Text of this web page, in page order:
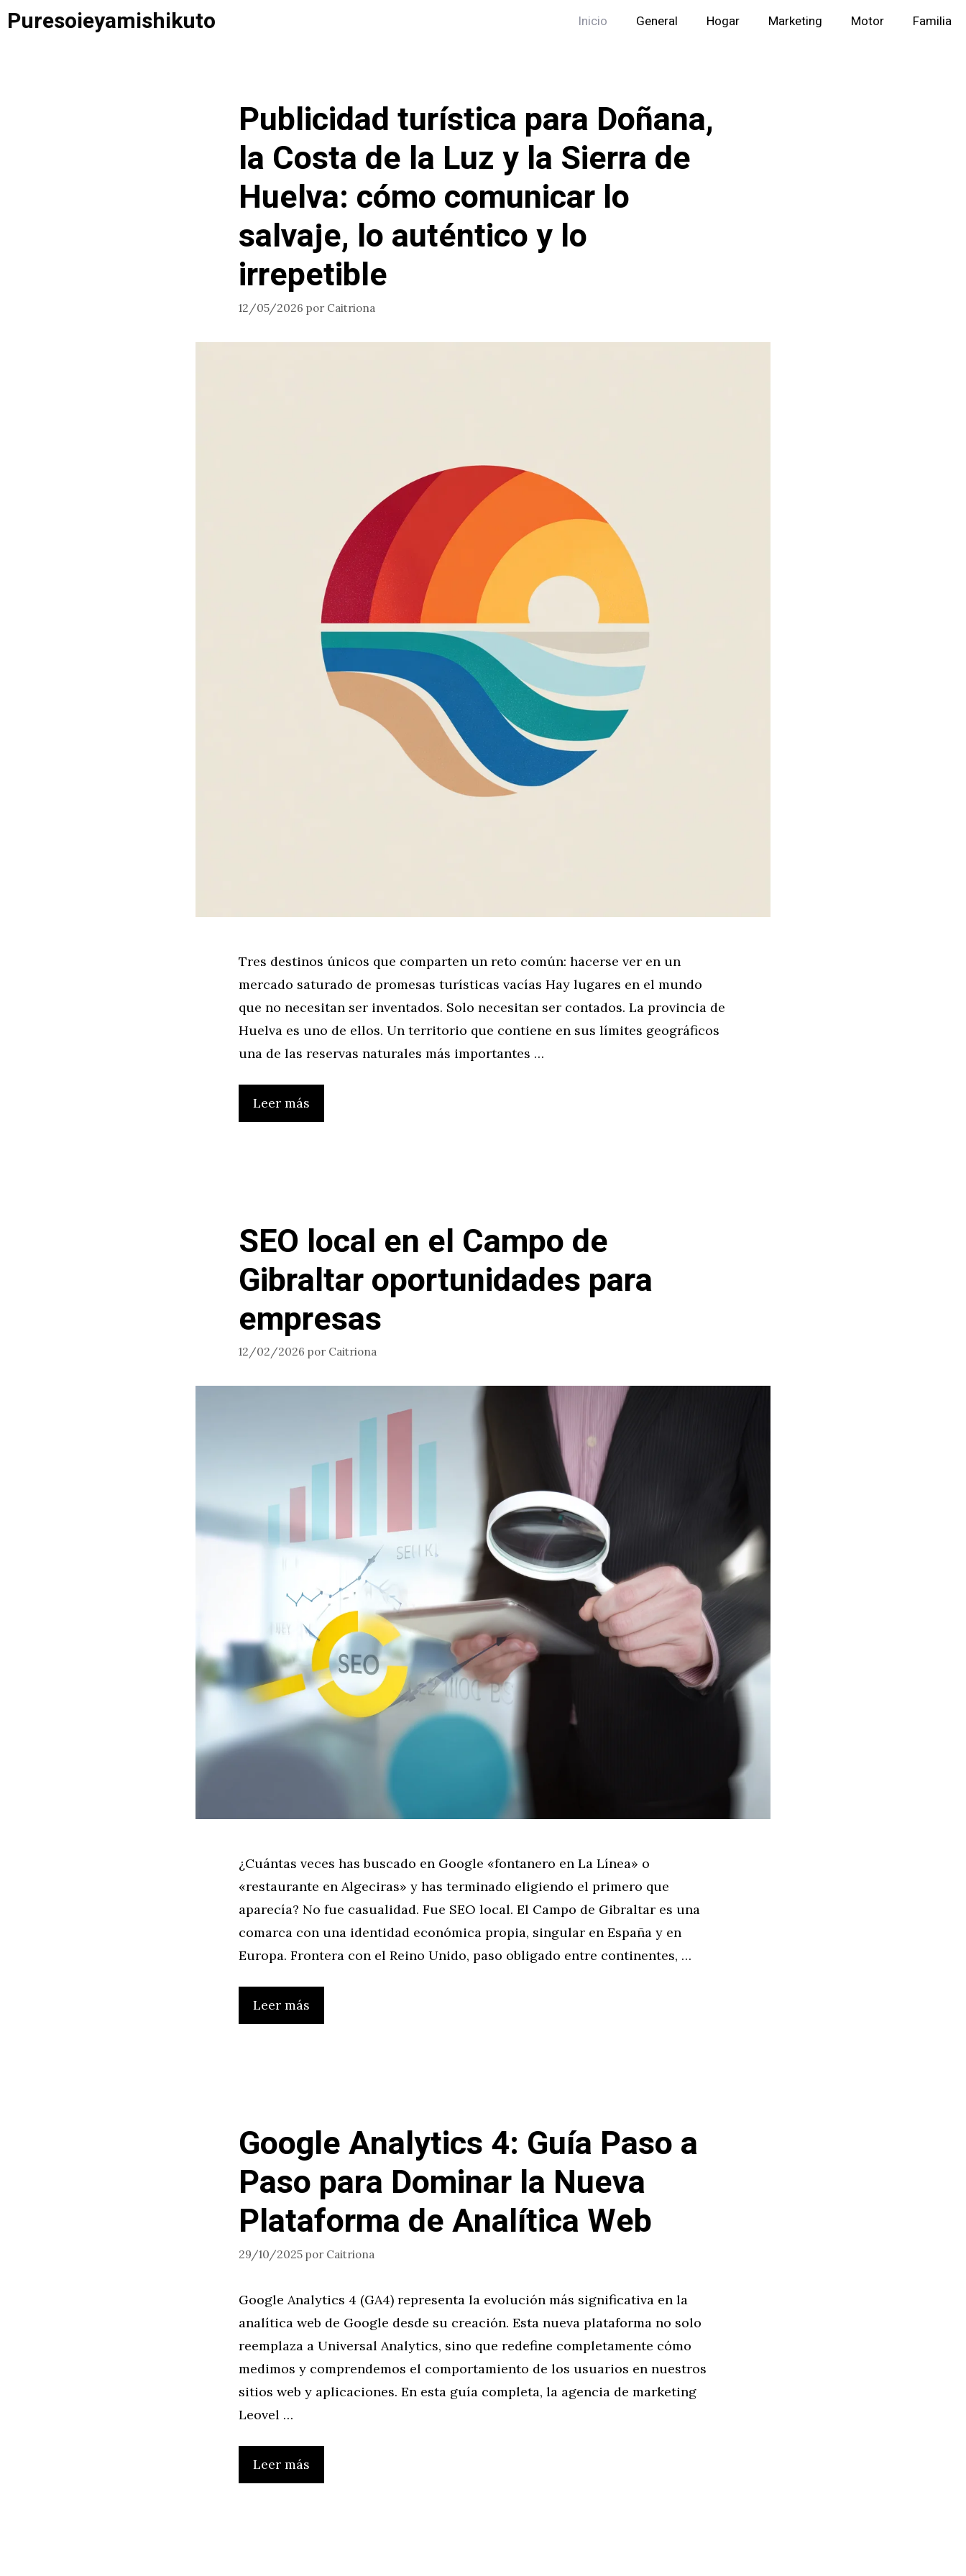
Saltar
alPuresoieyamishikuto Inicio General Hogar Marketing Motor Familia
Publicidad turística para Doñana,
la Costa de la Luz y la Sierra de
Huelva: cómo comunicar lo
salvaje, lo auténtico y lo
irrepetible
12/05/2026 por Caitriona
Tres destinos únicos que comparten un reto común: hacerse ver en un
mercado saturado de promesas turísticas vacías Hay lugares en el mundo
que no necesitan ser inventados. Solo necesitan ser contados. La provincia de
Huelva es uno de ellos. Un territorio que contiene en sus límites geográficos
una de las reservas naturales más importantes …
Leer más
SEO local en el Campo de
Gibraltar oportunidades para
empresas
12/02/2026 por Caitriona
¿Cuántas veces has buscado en Google «fontanero en La Línea» o
«restaurante en Algeciras» y has terminado eligiendo el primero que
aparecía? No fue casualidad. Fue SEO local. El Campo de Gibraltar es una
comarca con una identidad económica propia, singular en España y en
Europa. Frontera con el Reino Unido, paso obligado entre continentes, …
Leer más
Google Analytics 4: Guía Paso a
Paso para Dominar la Nueva
Plataforma de Analítica Web
29/10/2025 por Caitriona
Google Analytics 4 (GA4) representa la evolución más significativa en la
analítica web de Google desde su creación. Esta nueva plataforma no solo
reemplaza a Universal Analytics, sino que redefine completamente cómo
medimos y comprendemos el comportamiento de los usuarios en nuestros
sitios web y aplicaciones. En esta guía completa, la agencia de marketing
Leovel …
Leer más